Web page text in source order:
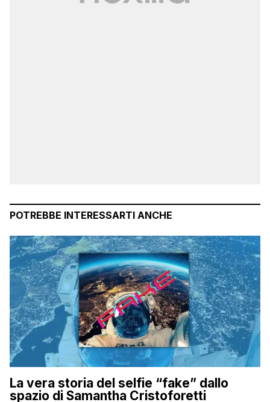
POTREBBE INTERESSARTI ANCHE
La vera storia del selfie “fake” dallo
spazio di Samantha Cristoforetti